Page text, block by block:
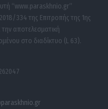
“www.paraskhnio.gr”
334 της Επιτροπής της 1ης
αποτελεσματική
στο διαδίκτυο (L 63).